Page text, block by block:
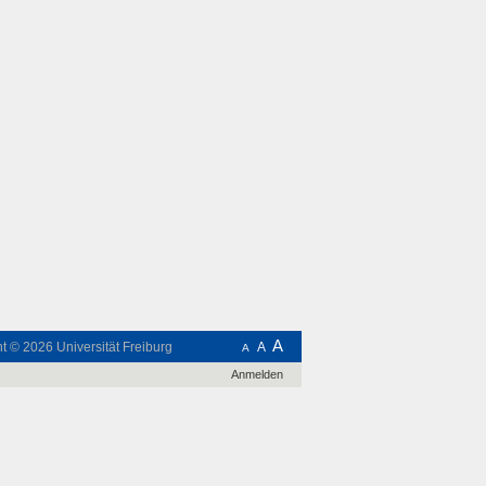
A A A
© 2026 Universität Freiburg
Anmelden